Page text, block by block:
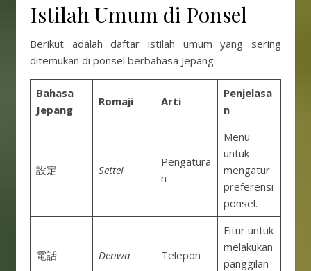
Istilah Umum di Ponsel
Berikut adalah daftar istilah umum yang sering
ditemukan di ponsel berbahasa Jepang:
Bahasa
Jepang
Romaji Arti
Penjelasa
n
設定 Settei
Pengatura
n
Menu
untuk
mengatur
preferensi
ponsel.
電話 Denwa Telepon
Fitur untuk
melakukan
panggilan